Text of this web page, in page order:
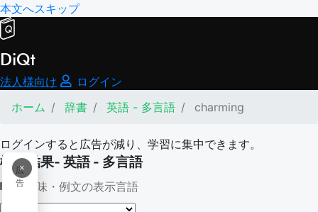
本文へスキップ
DiQt
法人様向け
ログイン
ホーム
辞書 英語 - 多言語 charming
ログインすると広告が減り、学習に集中できます。
×
広
告
検索結果- 英語 - 多言語
意味・例文の表示言語